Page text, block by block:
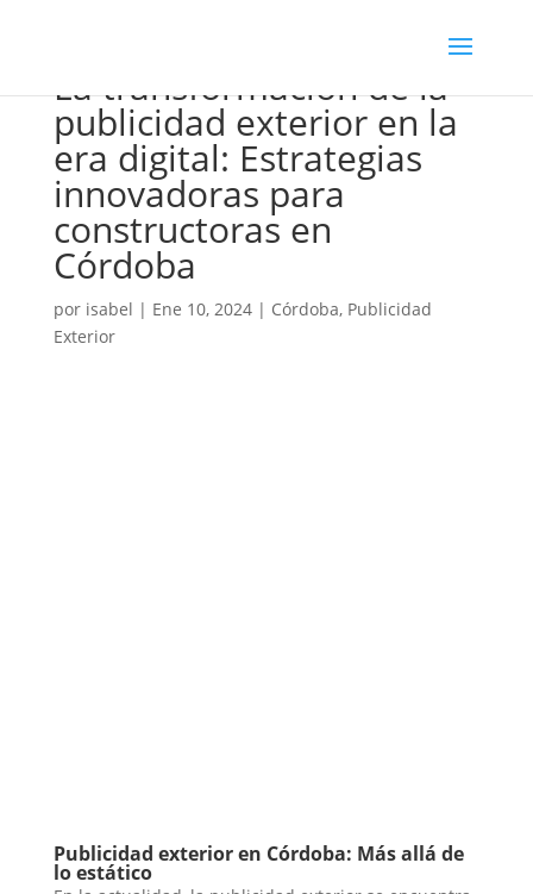
La transformación de la
publicidad exterior en la
era digital: Estrategias
innovadoras para
constructoras en
Córdoba
por isabel | Ene 10, 2024| Córdoba, Publicidad
Exterior
Publicidad exterior en Córdoba: Más allá de
lo estático